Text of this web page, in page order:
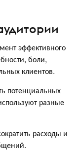
эффективного
боли,
клиентов.
потенциальных
разные
расходы и